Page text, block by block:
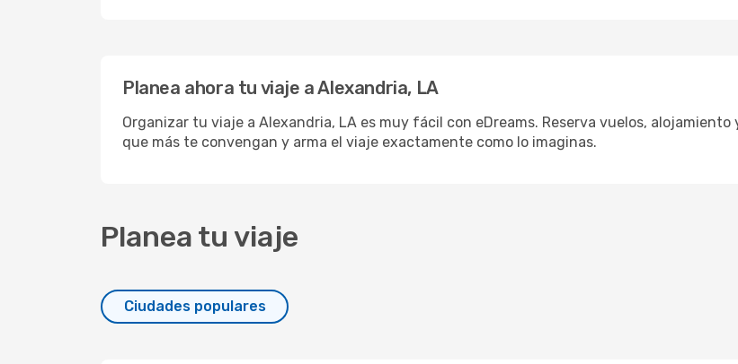
Planea ahora tu viaje a Alexandria, LA
Organizar tu viaje a Alexandria, LA es muy fácil con eDreams. Reserva vuelos,
que más te convengan y arma el viaje exactamente como lo imaginas.
Planea tu viaje
Ciudades populares